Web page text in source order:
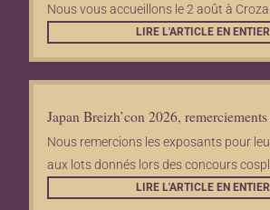
Nous vous accueillons le 2 août à
LIRE L'ARTICLE EN ENTIER
Japan Breizh’con 2026,
Nous remercions les exposants pour
aux lots donnés lors des concours
LIRE L'ARTICLE EN ENTIER